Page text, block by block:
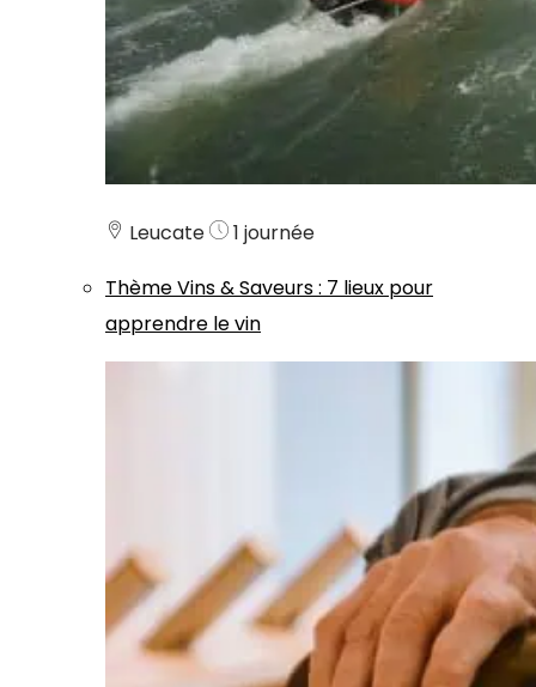
Leucate
1 journée
ThèmeVins & Saveurs: 7 lieux pour
apprendre le vin